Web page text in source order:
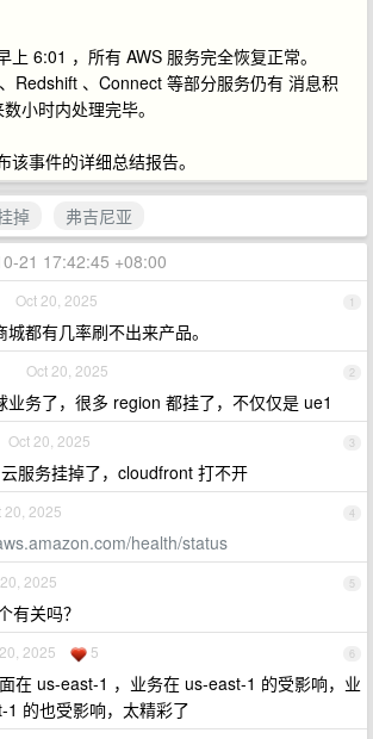
6:01 ，所有 AWS 服务完全恢复正常。
Redshift 、Connect 等部分服务仍有 消息积
小时内处理完毕。
该事件的详细总结报告。
掉
弗吉尼亚
21 17:42:45 +08:00
1
Oct 20, 2025
都有几率刷不出来产品。
2
Oct 20, 2025
业务了，很多 region 都挂了，不仅仅是 ue1
3
Oct 20, 2025
云服务挂掉了，cloudfront 打不开
4
20, 2025
health/status
5
2025
有关吗？
6
2025 5
在 us-east-1 ，业务在 us-east-1 的受影响，业
1 的也受影响，太精彩了